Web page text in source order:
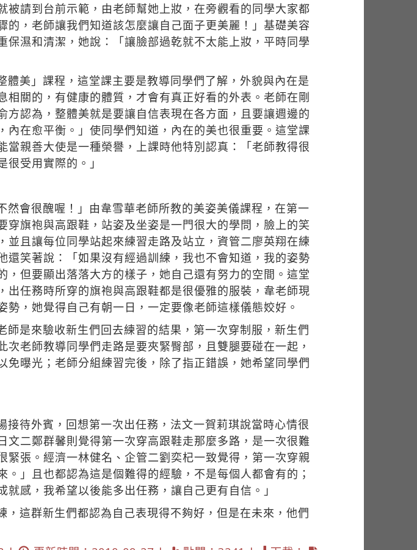
請到台前示範，由老師幫她上妝，在旁觀看的同學大家都
，老師讓我們知道該怎麼讓自己面子更美麗！」基礎美容
濕和清潔，她說：「讓臉部過乾就不太能上妝，平時同學
美」課程，這堂課主要是教導同學們了解，外貌與內在是
關的，有健康的體質，才會有真正好看的外表。老師在剛
認為，整體美就是要讓自信表現在各方面，且要讓週邊的
在愈平衡。」使同學們知道，內在的美也很重要。這堂課
親善大使是一種榮譽，上課時他特別認真：「老師教得很
受用實際的。」
然會很醜喔！」由韋雪華老師所教的美姿美儀課程，在第一
旗袍與高跟鞋，站姿及坐姿是一門很大的學問，臉上的笑
且讓每位同學站起來練習走路及站立，資管二廖英翔在練
笑著說：「如果沒有經過訓練，我也不會知道，我的姿勢
但要顯出落落大方的樣子，她自己還有努力的空間。這堂
任務時所穿的旗袍與高跟鞋都是很優雅的服裝，韋老師現
，她覺得自己有朝一日，一定要像老師這樣儀態姣好。
是來驗收新生們回去練習的結果，第一次穿制服，新生們
老師教導同學們走路是要夾緊臀部，且雙腿要碰在一起，
曝光；老師分組練習完後，除了指正錯誤，她希望同學們
待外賓，回想第一次出任務，法文一賀莉琪說當時心情很
二鄭群馨則覺得第一次穿高跟鞋走那麼多路，是一次很難
張。經濟一林健名、企管二劉奕杞一致覺得，第一次穿親
」且也都認為這是個難得的經驗，不是每個人都會有的；
感，我希望以後能多出任務，讓自己更有自信。」
這群新生們都認為自己表現得不夠好，但是在未來，他們